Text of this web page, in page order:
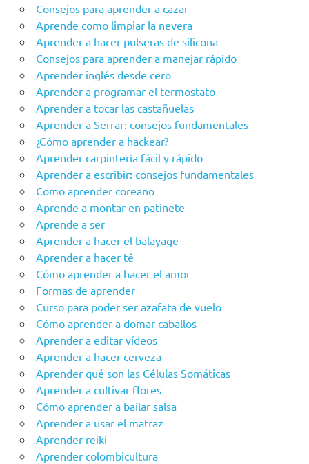
Consejos para aprender a cazar
Aprende como limpiar la nevera
Aprender a hacer pulseras de silicona
Consejos para aprender a manejar rápido
Aprender inglés desde cero
Aprender a programar el termostato
Aprender a tocar las castañuelas
Aprender a Serrar: consejos fundamentales
¿Cómo aprender a hackear?
Aprender carpintería fácil y rápido
Aprender a escribir: consejos fundamentales
Como aprender coreano
Aprende a montar en patinete
Aprende a ser
Aprender a hacer el balayage
Aprender a hacer té
Cómo aprender a hacer el amor
Formas de aprender
Curso para poder ser azafata de vuelo
Cómo aprender a domar caballos
Aprender a editar vídeos
Aprender a hacer cerveza
Aprender qué son las Células Somáticas
Aprender a cultivar flores
Cómo aprender a bailar salsa
Aprender a usar el matraz
Aprender reiki
Aprender colombicultura